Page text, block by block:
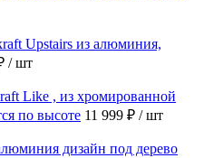
Upstairs из алюминия,
/ шт
Like , из хромированной
по высоте 11 999 ₽ / шт
дизайн под дерево